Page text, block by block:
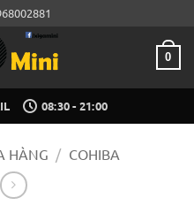
0
08:30 - 21:00
HÀNG / COHIBA